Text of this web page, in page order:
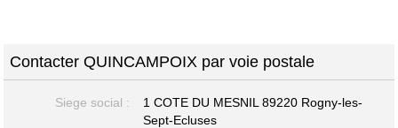
Contacter QUINCAMPOIX par voie postale
Siege social : 1 COTE DU MESNIL89220 Rogny-les-
Sept-Ecluses